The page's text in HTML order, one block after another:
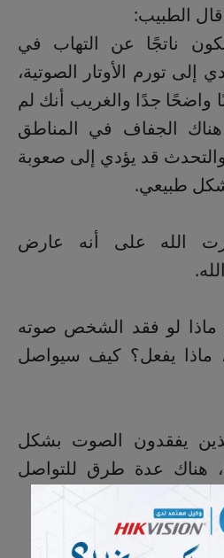
الطبيب:
ناتجًا عن التهاب في
إلى تورم الأوتار الصوتية،
واضحًا جدًا والغريب أنك لم
الجفاف في المناطق
قد يؤدي إلى صعوبة
طبيعي.
الله على أنه عارض
لو فقد الشخص صوته
ماذا يفعل؟ كيف سيواصل
يفقدون الصوت بشكل
هناك عدة طرق للتواصل